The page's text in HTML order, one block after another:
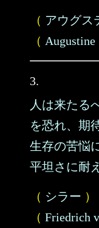
（ アウグス
（ Augustine
3.
人は来たる
を恐れ、期
生存の苦悩
平坦さに耐
（ シラー ）
（ Friedrich